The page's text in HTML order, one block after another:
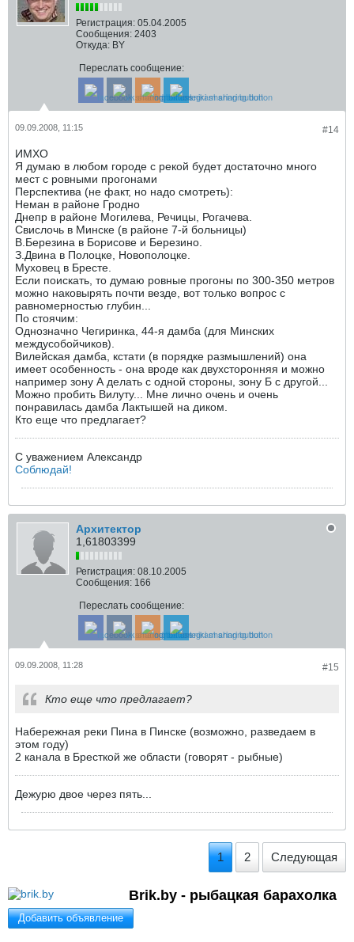
Регистрация: 05.04.2005
Сообщения: 2403
Откуда: BY
Переслать сообщение:
#14
09.09.2008, 11:15
ИМХО
Я думаю в любом городе с рекой будет достаточно много
мест с ровными прогонами
Перспектива (не факт, но надо смотреть):
Неман в районе Гродно
Днепр в районе Могилева, Речицы, Рогачева.
Свислочь в Минске (в районе 7-й больницы)
В.Березина в Борисове и Березино.
З.Двина в Полоцке, Новополоцке.
Муховец в Бресте.
Если поискать, то думаю ровные прогоны по 300-350 метров
можно наковырять почти везде, вот только вопрос с
равномерностью глубин...
По стоячим:
Однозначно Чегиринка, 44-я дамба (для Минских
междусобойчиков).
Вилейская дамба, кстати (в порядке размышлений) она
имеет особенность - она вроде как двухсторонняя и можно
например зону А делать с одной стороны, зону Б с другой...
Можно пробить Вилуту... Мне лично очень и очень
понравилась дамба Лактышей на диком.
Кто еще что предлагает?
С уважением Александр
Соблюдай!
Архитектор
1,61803399
Регистрация: 08.10.2005
Сообщения: 166
Переслать сообщение:
#15
09.09.2008, 11:28
Кто еще что предлагает?
Набережная реки Пина в Пинске (возможно, разведаем в
этом году)
2 канала в Бресткой же области (говорят - рыбные)
Дежурю двое через пять...
1 2 Следующая
Brik.by - рыбацкая барахолка
Добавить объявление